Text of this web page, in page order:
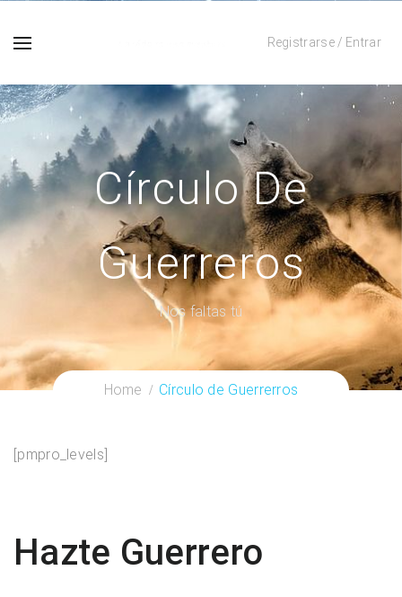
Registrarse / Entrar
Círculo De
Guerreros
Nos faltas tú
Home Círculo de Guerrerros
[pmpro_levels]
Hazte Guerrero